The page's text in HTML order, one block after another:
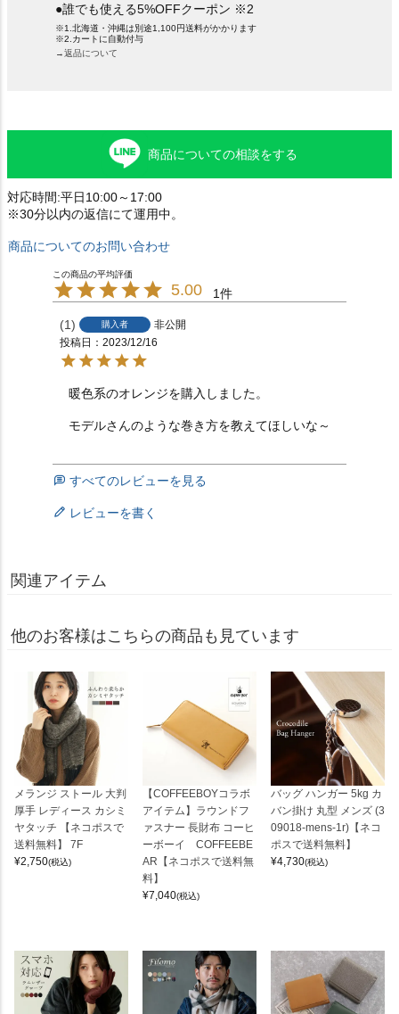
●誰でも使える5%OFFクーポン ※2
※1.北海道・沖縄は別途1,100円送料がかかります
※2.カートに自動付与
→返品について
商品についての相談をする
対応時間:平日10:00～17:00
※30分以内の返信にて運用中。
商品についてのお問い合わせ
5.00 1
1 購入者
非公開
投稿日
2023/12/16
暖色系のオレンジを購入しました。
すべてのレビューを見る
レビューを書く
関連アイテム
他のお客様はこちらの商品も見ています
メランジ ストール 大判
厚手 レディース カシミ
ヤタッチ 【ネコポスで
送料無料】 7F
¥2,750(税込)
【COFFEEBOYコラボ
アイテム】ラウンドフ
ァスナー 長財布 コーヒ
ーボーイ COFFEEBE
AR【ネコポスで送料無
料】
¥7,040(税込)
バッグ ハンガー 5kg カ
バン掛け 丸型 メンズ (3
09018-mens-1r)【ネコ
ポスで送料無料】
¥4,730(税込)